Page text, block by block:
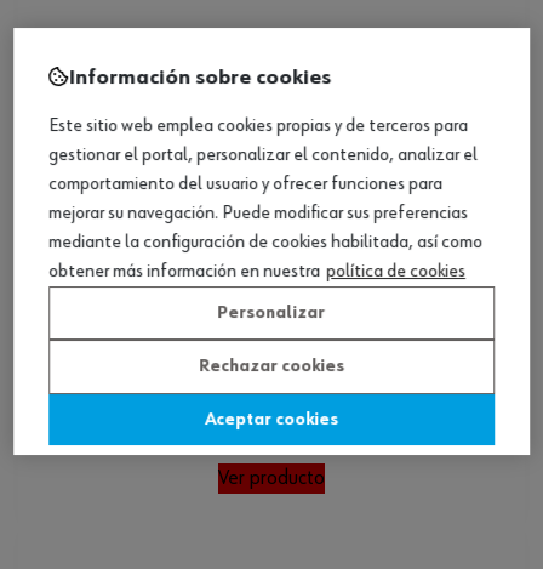
Ver producto
Información sobre cookies
Este sitio web emplea cookies propias y de terceros para
gestionar el portal, personalizar el contenido, analizar el
comportamiento del usuario y ofrecer funciones para
mejorar su navegación. Puede modificar sus preferencias
mediante la configuración de cookies habilitada, así como
obtener más información en nuestra política de cookies
Personalizar
Rechazar cookies
Aceptar cookies